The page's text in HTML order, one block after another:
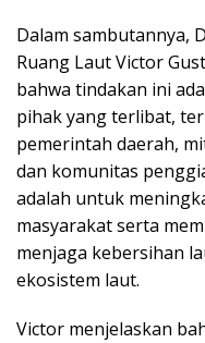
Dalam sambutannya,
Ruang Laut Victor
bahwa tindakan ini
pihak yang terlibat,
pemerintah daerah,
dan komunitas
adalah untuk
masyarakat serta
menjaga kebersihan
ekosistem laut.
Victor menjelaskan